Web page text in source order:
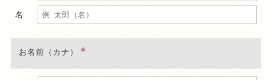
名
お名前（カナ）